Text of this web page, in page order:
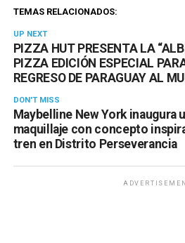
TEMAS RELACIONADOS:
UP NEXT
PIZZA HUT PRESENTA LA
PIZZA EDICIÓN ESPECIAL
REGRESO DE PARAGUAY AL
DON'T MISS
Maybelline New York inaugura
maquillaje con concepto
tren en Distrito Perseverancia